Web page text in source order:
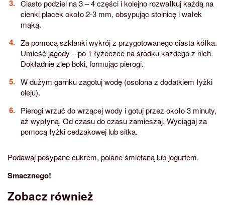
Ciasto podziel na 3 – 4 części i kolejno rozwałkuj każdą na
cienki placek około 2-3 mm, obsypując stolnicę i wałek
mąką.
Za pomocą szklanki wykrój z przygotowanego ciasta kółka.
Umieść jagody – po 1 łyżeczce na środku każdego z nich.
Dokładnie zlep boki, formując pierogi.
W dużym garnku zagotuj wodę (osolona z dodatkiem łyżki
oleju).
Pierogi wrzuć do wrzącej wody i gotuj przez około 3 minuty,
aż wypłyną. Od czasu do czasu zamieszaj. Wyciągaj za
pomocą łyżki cedzakowej lub sitka.
Podawaj posypane cukrem, polane śmietaną lub jogurtem.
Smacznego!
Zobacz również